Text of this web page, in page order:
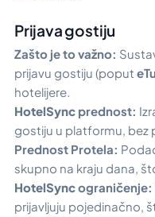
Prijava gostiju
Zašto je to važno:
prijavu gostiju (poput
hotelijere.
HotelSync prednost:
gostiju u platformu,
Prednost Protela:
skupno na kraju dana,
HotelSyncograničenje:
prijavljuju pojedinačno,